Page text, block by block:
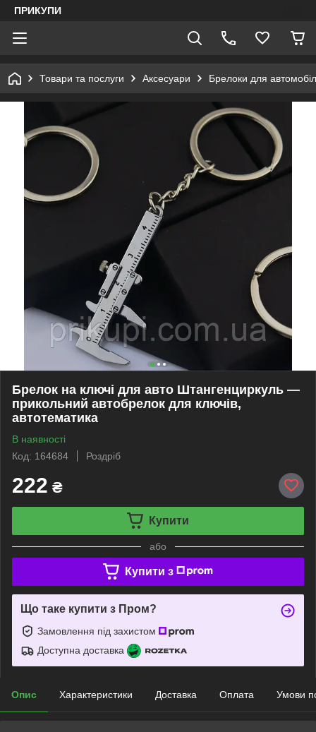
ПРИКУПИ
Товари та послуги Аксесуари Брелоки для
Брелок на ключі для авто Штангенциркуль —
прикольний автобрелок для ключів,
автотематика
В наявності
Код: 164684
Роздріб
222 ₴
Купити
або
Купити з
Що таке купити з Пром?
Замовлення під захистом
Доступна доставка
Опис Характеристики Доставка Оплата Умови